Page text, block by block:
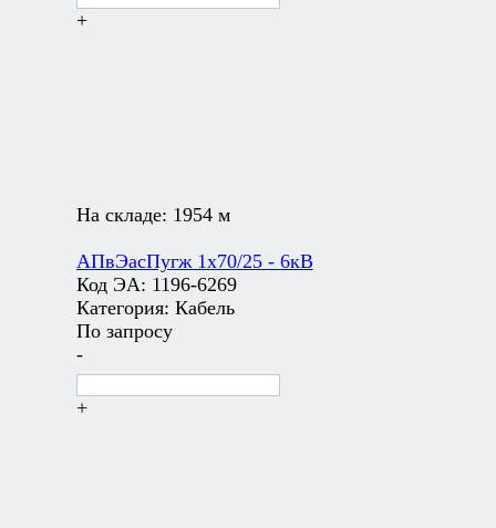
+
На складе: 1954 м
АПвЭасПугж 1х70/25 - 6кВ
Код ЭА: 1196-6269
Категория: Кабель
По запросу
-
+